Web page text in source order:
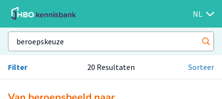
NL
Filter 20 Resultaten Sorteer